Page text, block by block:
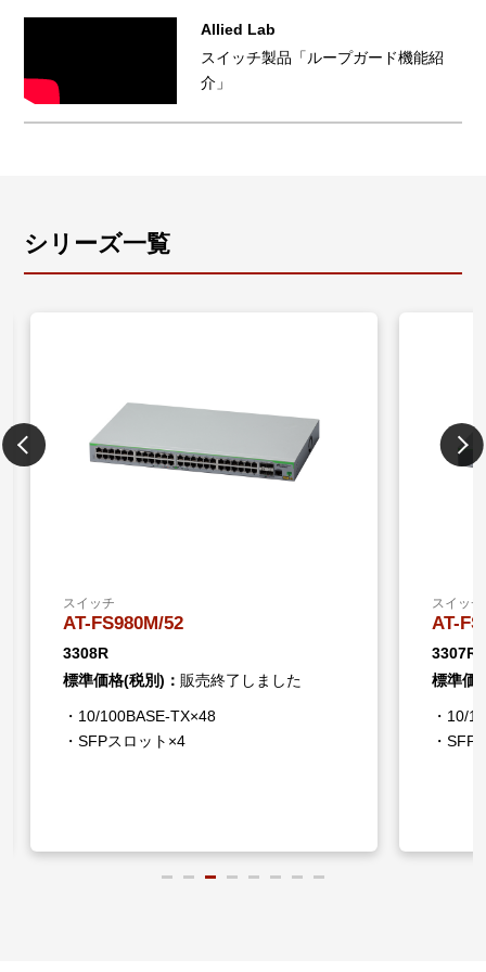
Allied Lab
スイッチ製品「ループガード機能紹
介」
シリーズ一覧
スイッチ
AT-FS980M/52
3308R
標準価格(税別)： 販売終了しました
・10/100BASE-TX×48
・SFPスロット×4
スイッチ
AT-
3307R
標準価
・10/
・SFP